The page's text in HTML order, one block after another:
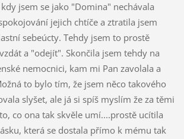
jsem se jako "Domina" nechávala
jejich chtíče a ztratila jsem
sebeúcty. Tehdy jsem to prostě
a "odejít". Skončila jsem tehdy na
nemocnici, kam mi Pan zavolala a
to bylo tím, že jsem něco takového
slyšet, ale já si spíš myslím že za těmi
co ona tak skvěle umí....prostě ucítila
která se dostala přímo k mému tak